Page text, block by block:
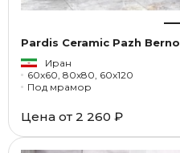
Pardis Ceramic Pazh Berno
Иран
60x60, 80x80, 60x120
Под мрамор
Цена от 2 260 ₽